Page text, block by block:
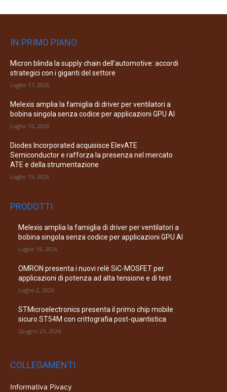
IN PRIMO PIANO
Micron blinda la supply chain dell’automotive: accordi
strategici con i giganti del settore
Luglio 17, 2026
Melexis amplia la famiglia di driver per ventilatori a
bobina singola senza codice per applicazioni GPU AI
Luglio 16, 2026
Diodes Incorporated acquisisce ElevATE
Semiconductor e rafforza la presenza nel mercato
ATE e della strumentazione
Luglio 15, 2026
PRODOTTI
Melexis amplia la famiglia di driver per ventilatori a
bobina singola senza codice per applicazioni GPU AI
Luglio 16, 2026
OMRON presenta i nuovi relè SiC-MOSFET per
applicazioni di potenza ad alta tensione e di test
Luglio 2, 2026
STMicroelectronics presenta il primo chip mobile
sicuro ST54M con crittografia post-quantistica
Giugno 25, 2026
COLLEGAMENTI
Informativa Pivacy